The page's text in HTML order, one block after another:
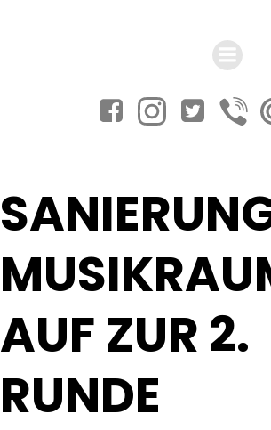
springen
AUF ZUR 2.
RUNDE